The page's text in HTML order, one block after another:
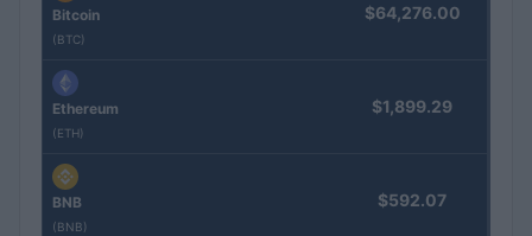
Bitcoin
(BTC)
$64,276.00
Ethereum
(ETH)
$1,899.29
BNB
(BNB)
$592.07